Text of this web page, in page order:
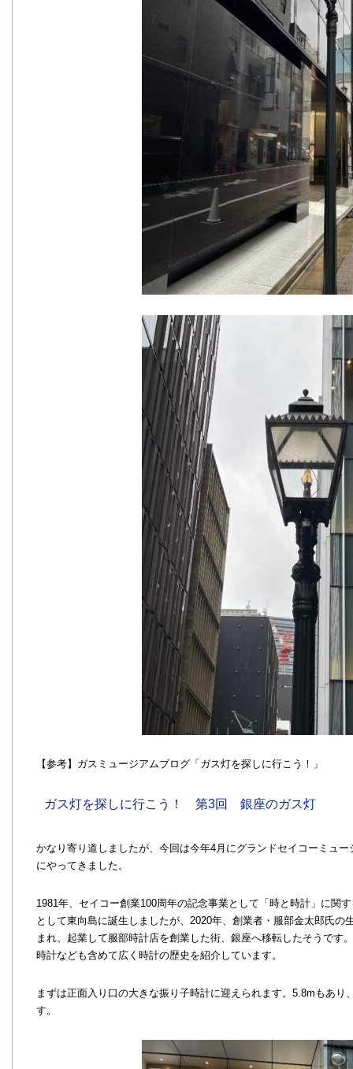
【参考】ガスミュージアムブログ「ガス灯を探しに行こう！」
ガス灯を探しに行こう！ 第3回 銀座のガス灯
かなり寄り道しましたが、今回は今年4月にグランドセイコーミュ
にやってきました。
1981年、セイコー創業100周年の記念事業として「時と時計」に関
として東向島に誕生しましたが、2020年、創業者・服部金太郎氏の
まれ、起業して服部時計店を創業した街、銀座へ移転したそうです
時計なども含めて広く時計の歴史を紹介しています。
まずは正面入り口の大きな振り子時計に迎えられます。5.8mもあ
す。